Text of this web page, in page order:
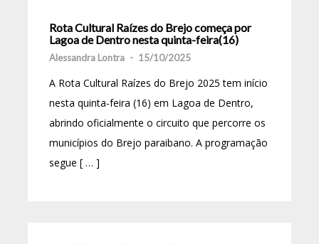
Rota Cultural Raízes do Brejo começa por
Lagoa de Dentro nesta quinta-feira(16)
Alessandra Lontra - 15/10/2025
A Rota Cultural Raízes do Brejo 2025 tem início
nesta quinta-feira (16) em Lagoa de Dentro,
abrindo oficialmente o circuito que percorre os
municípios do Brejo paraibano. A programação
segue [ … ]